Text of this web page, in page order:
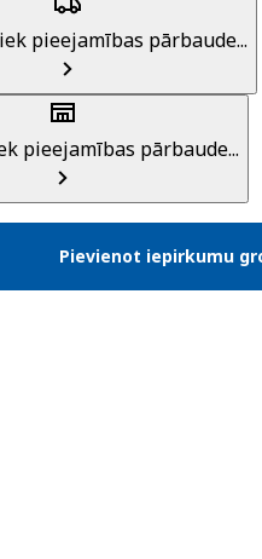
pieejamības pārbaude...
pieejamības pārbaude...
Pievienot iepirkumu